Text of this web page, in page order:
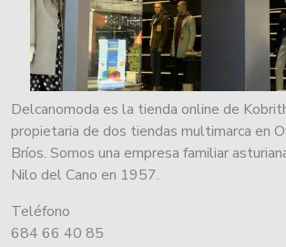
Delcanomoda es la tienda online de
propietaria de dos tiendas multimarca en
Bríos. Somos una empresa familiar
Nilo del Cano en 1957.
Teléfono
684 66 40 85